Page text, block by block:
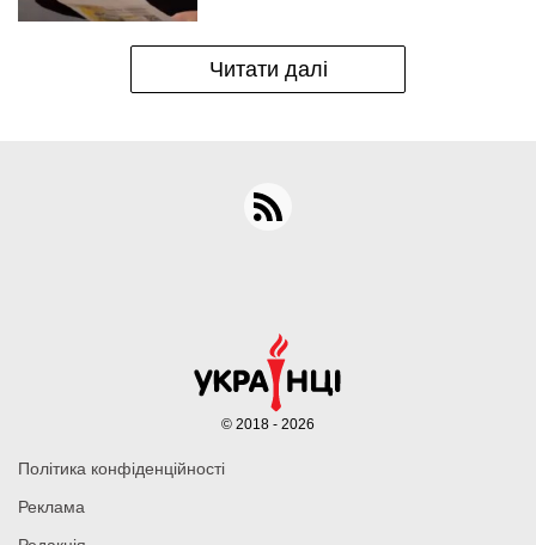
Читати далі
Політика конфіденційності
Реклама
© 2018 - 2026